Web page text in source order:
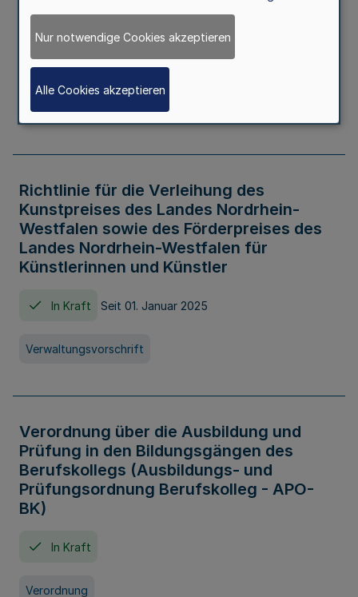
Kindertageseinrichtungen im Zeitraum
In Kraft Seit 20. Juni 2026
Verwaltungsvorschrift
Richtlinie für die Verleihung des
Kunstpreises des Landes Nordrhein-
Westfalen sowie des Förderpreises des
Landes Nordrhein-Westfalen für
Künstlerinnen und Künstler
In Kraft Seit 01. Januar 2025
Verwaltungsvorschrift
Verordnung über die Ausbildung und
Prüfung in den Bildungsgängen des
Berufskollegs (Ausbildungs- und
Prüfungsordnung Berufskolleg - APO-
BK)
In Kraft
Verordnung
Nur notwendige Cookies akzeptieren
Alle Cookies akzeptieren